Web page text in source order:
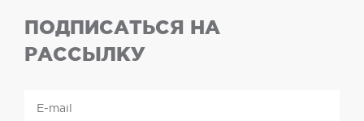
ПОДПИСАТЬСЯ НА
РАССЫЛКУ